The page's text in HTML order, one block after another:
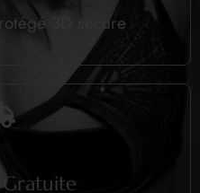
3D secure
Gratuite